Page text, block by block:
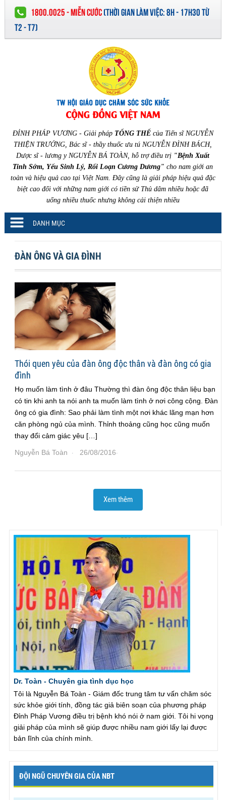
1800.0025 - MIỄN CƯỚC(THỜI GIAN LÀM VIỆC:8H - 17H30 TỪ
T2 - T7)
ĐỈNH PHÁP VƯƠNG - Giải pháp TỔNG THỂcủa Tiến sĩ NGUYỄN
THIỆN TRƯỞNG, Bác sĩ - thầy thuốc ưu tú NGUYỄN ĐÌNH BÁCH,
Dược sĩ - lương y NGUYỄN BÁ TOÀN, hỗ trợ điều trị "Bệnh Xuất
Tinh Sớm, Yếu Sinh Lý, Rối Loạn Cương Dương" cho nam giới an
toàn và hiệu quả cao tại Việt Nam. Đây cũng là giải pháp hiệu quả đặc
biệt cao đối với những nam giới có tiền sử Thủ dâm nhiều hoặc đã
uống nhiều thuốc nhưng không cải thiện nhiều
DANH MỤC
ĐÀN ÔNG VÀ GIA ĐÌNH
Thói quen yêu của đàn ông độc thân và đàn ông có gia
đình
Họ muốn làm tình ở đâu Thường thì đàn ông độc thân liệu bạn
có tin khi anh ta nói anh ta muốn làm tình ở nơi công cộng. Đàn
ông có gia đình: Sao phải làm tình một nơi khác lãng mạn hơn
căn phòng ngủ của mình. Thỉnh thoảng cũng học cũng muốn
thay đổi cảm giác yêu […]
Nguyễn Bá Toàn · 26/08/2016·
Xem thêm
Dr. Toàn - Chuyên gia tình dục học
Tôi là Nguyễn Bá Toàn - Giám đốc trung tâm tư vấn chăm sóc
sức khỏe giới tính, đồng tác giả biên soạn của phương pháp
Đỉnh Pháp Vương điều trị bệnh khó nói ở nam giới. Tôi hi vọng
giải pháp của mình sẽ giúp được nhiều nam giới lấy lại được
bản lĩnh của chính mình.
ĐỘI NGŨ CHUYÊN GIA CỦA NBT